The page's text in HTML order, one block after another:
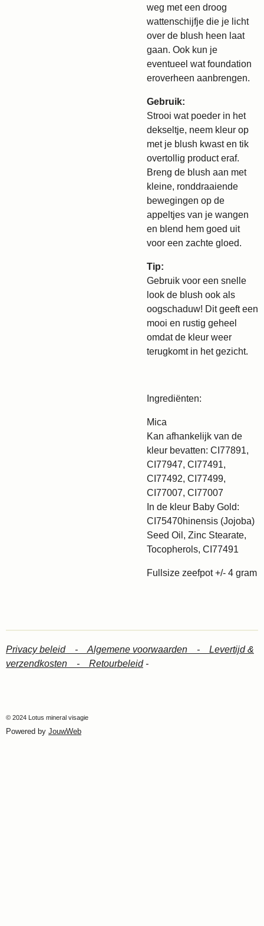
weg met een droog
wattenschijfje die je licht
over de blush heen laat
gaan. Ook kun je
eventueel wat foundation
eroverheen aanbrengen.
Gebruik:
Strooi wat poeder in het
dekseltje, neem kleur op
met je blush kwast en tik
overtollig product eraf.
Breng de blush aan met
kleine, ronddraaiende
bewegingen op de
appeltjes van je wangen
en blend hem goed uit
voor een zachte gloed.
Tip:
Gebruik voor een snelle
look de blush ook als
oogschaduw! Dit geeft een
mooi en rustig geheel
omdat de kleur weer
terugkomt in het gezicht.
Ingrediënten:
Mica
Kan afhankelijk van de
kleur bevatten: CI77891,
CI77947, CI77491,
CI77492, CI77499,
CI77007, CI77007
In de kleur Baby Gold:
CI75470hinensis (Jojoba)
Seed Oil, Zinc Stearate,
Tocopherols, CI77491
Fullsize zeefpot +/- 4 gram
Privacy beleid - Algemene voorwaarden - Levertijd &
verzendkosten - Retourbeleid-
© 2024 Lotus mineral visagie
Powered by JouwWeb